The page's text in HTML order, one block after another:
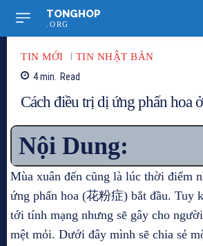
TONGHOP
.ORG
TIN MỚI
TIN NHẬT BẢN
4min. Read
Cách điều trị dị ứng phấn hoa
Nội Dung:
Mùa xuân đến cũng là lúc thời điểm
ứng phấn hoa (花粉症) bắt đầu. Tuy
tới tính mạng nhưng sẽ gây cho
mệt mỏi. Dưới đây mình sẽ chia sẻ